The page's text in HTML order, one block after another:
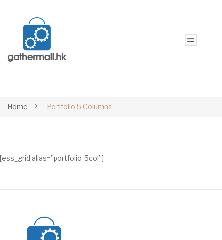
Home Portfolio 5 Columns
[ess_grid alias=”portfolio-5col”]